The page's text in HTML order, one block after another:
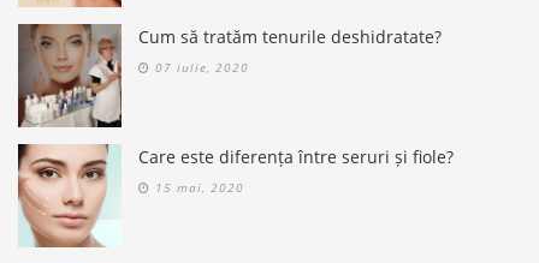
Cum să tratăm tenurile deshidratate?
07 iulie, 2020
Care este diferența între seruri și fiole?
15 mai, 2020